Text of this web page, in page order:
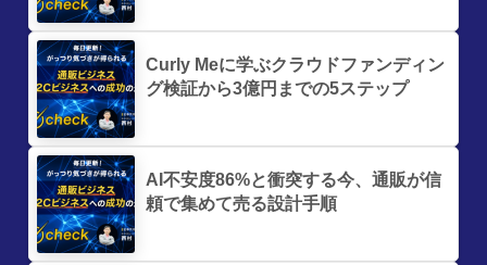
Curly Meに学ぶクラウドファンディン
グ検証から3億円までの5ステップ
AI不安度86%と衝突する今、通販が信
頼で集めて売る設計手順